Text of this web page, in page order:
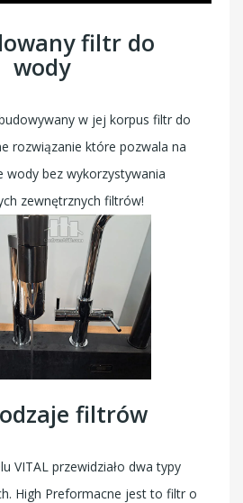
filtr do
wody
w jej korpus filtr do
rozwiązanie które pozwala na
wody bez wykorzystywania
zewnętrznych filtrów!
filtrów
VITAL przewidziało dwa typy
High Preformacne jest to filtr o